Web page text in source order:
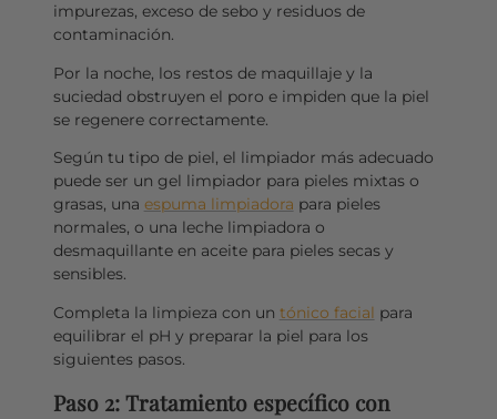
impurezas, exceso de sebo y residuos de
contaminación.
Por la noche, los restos de maquillaje y la
suciedad obstruyen el poro e impiden que la piel
se regenere correctamente.
Según tu tipo de piel, el limpiador más adecuado
puede ser un gel limpiador para pieles mixtas o
grasas, una espuma limpiadora para pieles
normales, o una leche limpiadora o
desmaquillante en aceite para pieles secas y
sensibles.
Completa la limpieza con un tónico facial para
equilibrar el pH y preparar la piel para los
siguientes pasos.
Paso 2: Tratamiento específico con